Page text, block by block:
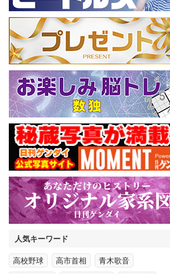
人気キーワード
高校野球 高市首相 青木歌音